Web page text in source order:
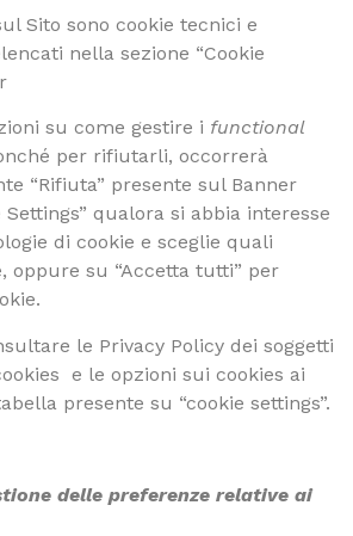
Sito sono cookie tecnici e
nella sezione “Cookie
su come gestire i functional
per rifiutarli, occorrerà
“Rifiuta” presente sul Banner
qualora si abbia interesse
di cookie e sceglie quali
oppure su “Accetta tutti” per
le Privacy Policy dei soggetti
e le opzioni sui cookies ai
presente su “cookie settings”.
delle preferenze relative ai